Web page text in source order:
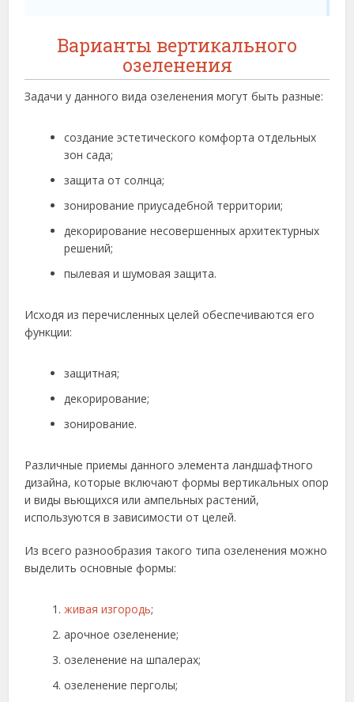
Варианты вертикального
озеленения
Задачи у данного вида озеленения могут быть разные:
создание эстетического комфорта отдельных
зон сада;
защита от солнца;
зонирование приусадебной территории;
декорирование несовершенных архитектурных
решений;
пылевая и шумовая защита.
Исходя из перечисленных целей обеспечиваются его
функции:
защитная;
декорирование;
зонирование.
Различные приемы данного элемента ландшафтного
дизайна, которые включают формы вертикальных опор
и виды вьющихся или ампельных растений,
используются в зависимости от целей.
Из всего разнообразия такого типа озеленения можно
выделить основные формы:
живая изгородь;
арочное озеленение;
озеленение на шпалерах;
озеленение перголы;